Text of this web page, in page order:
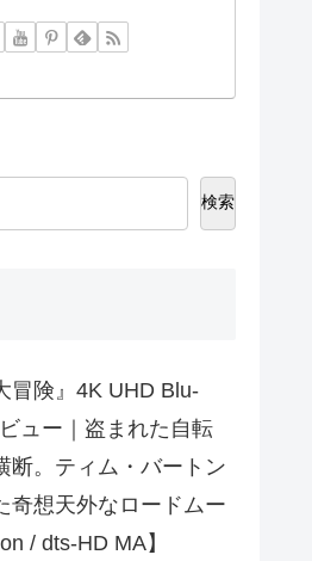
検索
冒険』4K UHD Blu-
ュー｜盗まれた自転
断。ティム・バートン
奇想天外なロードムー
/ dts-HD MA】